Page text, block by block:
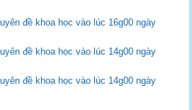
đề khoa học vào lúc 16g00 ngày
đề khoa học vào lúc 14g00 ngày
đề khoa học vào lúc 14g00 ngày